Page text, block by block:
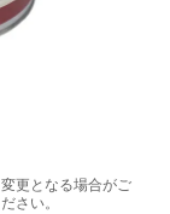
更となる場合がご
さい。